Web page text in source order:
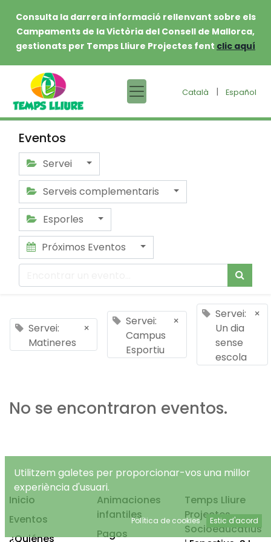
Consulta la darrera informació rellenvant sobre els
Campaments de la Victòria del Consell de Mallorca,
gestionats per Temps Lliure Projectes fent clic aquí
Català | Español
Eventos
Servei
Serveis complementaris
Esporles
Próximos Eventos
Servei:
Matineres
×
Servei:
Campus
Esportiu
×
Servei:
Un dia
sense
escola
×
No se encontraron eventos.
Inicio
Eventos
¿Quiénes
Animaciones
infantiles
Pagos
Temps Lliure
Projectes
Socioeducatius
Utilitzem galetes per proporcionar-vos una millor
experiència d'usuari.
Política de cookies Estic d'acord